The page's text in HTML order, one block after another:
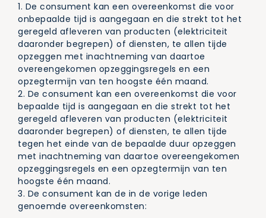
1. De consument kan een overeenkomst die voor
onbepaalde tijd is aangegaan en die strekt tot het
geregeld afleveren van producten (elektriciteit
daaronder begrepen) of diensten, te allen tijde
opzeggen met inachtneming van daartoe
overeengekomen opzeggingsregels en een
opzegtermijn van ten hoogste één maand.
2. De consument kan een overeenkomst die voor
bepaalde tijd is aangegaan en die strekt tot het
geregeld afleveren van producten (elektriciteit
daaronder begrepen) of diensten, te allen tijde
tegen het einde van de bepaalde duur opzeggen
met inachtneming van daartoe overeengekomen
opzeggingsregels en een opzegtermijn van ten
hoogste één maand.
3. De consument kan de in de vorige leden
genoemde overeenkomsten: